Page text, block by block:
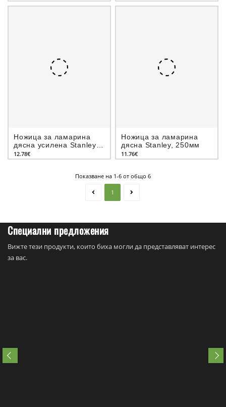
Ножица за ламарина
дясна усилена Stanley,
250мм
12.78€
Ножица за ламарина
дясна Stanley, 250мм
11.76€
Показване на 1-6 от общо 6
1
Специални предложения
Вижте тези продукти, които биха могли да представляват интерес
за вас.